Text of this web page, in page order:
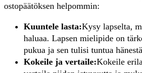
ostopäätöksen helpommin:
Kuuntele lasta:Kysy lapselta,
haluaa. Lapsen mielipide on
pukua ja sen tulisi tuntua
Kokeile ja vertaile:Kokeile